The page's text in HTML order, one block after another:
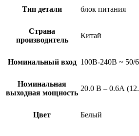
Тип детали блок питания
Страна
производитель
Китай
Номинальный вход 100В-240В ~ 50/
Номинальная
выходная мощность
20.0 В – 0.6А
Цвет Белый